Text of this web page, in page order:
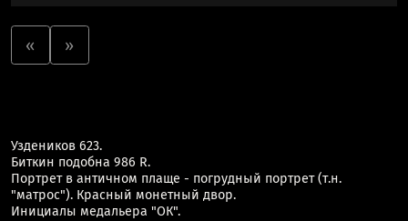
« »
Уздеников 623.
Биткин подобна 986 R.
Портрет в античном плаще - погрудный портрет (т.н.
"матрос"). Красный монетный двор.
Инициалы медальера "ОК".